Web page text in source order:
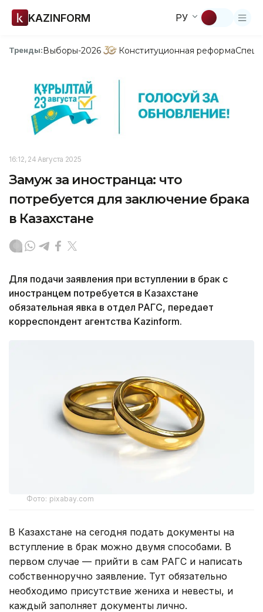
KAZINFORM РУ
Тренды:Выборы-2026 Конституционная реформа
16:12, 24 Августа 2025
Замуж за иностранца: что
потребуется для заключение брака
в Казахстане
Для подачи заявления при вступлении в брак с
иностранцем потребуется в Казахстане
обязательная явка в отдел РАГС, передает
корреспондент агентства Kazinform.
Фото: pixabay.com
В Казахстане на сегодня подать документы на
вступление в брак можно двумя способами. В
первом случае — прийти в сам РАГС и написать
собственноручно заявление. Тут обязательно
необходимо присутствие жениха и невесты, и
каждый заполняет документы лично.